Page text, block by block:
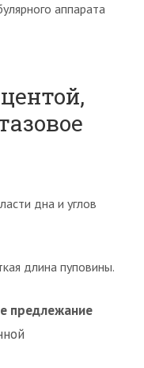
аппарата
дна и углов
длина пуповины.
предлежание